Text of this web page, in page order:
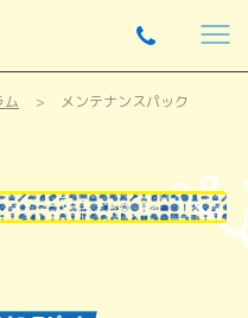
ム メンテナンスパック